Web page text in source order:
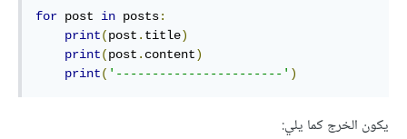
for post in posts:
print(post . title)
print(post . content)
print( '-----------------------' )
يكون الخرج كما يلي: